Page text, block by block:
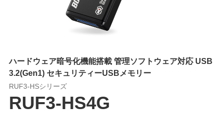
ハードウェア暗号化機能搭載 管理ソフトウェア対応 USB
3.2(Gen1) セキュリティーUSBメモリー
RUF3-HSシリーズ
RUF3-HS4G